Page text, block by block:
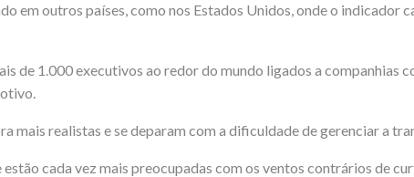
em outros países, como nos Estados Unidos, onde o indicador
de 1.000 executivos ao redor do mundo ligados a companhias
mais realistas e se deparam com a dificuldade de gerenciar a
cada vez mais preocupadas com os ventos contrários de